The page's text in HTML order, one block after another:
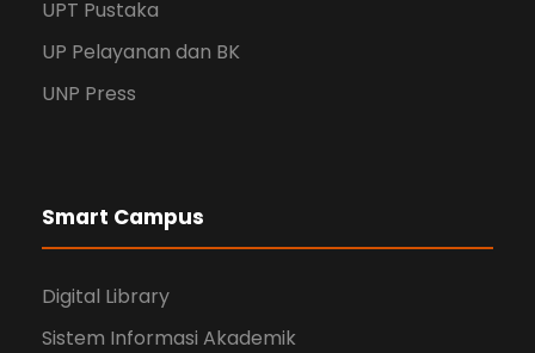
UPT Pustaka
UP Pelayanan dan BK
UNP Press
Smart Campus
Digital Library
Sistem Informasi Akademik